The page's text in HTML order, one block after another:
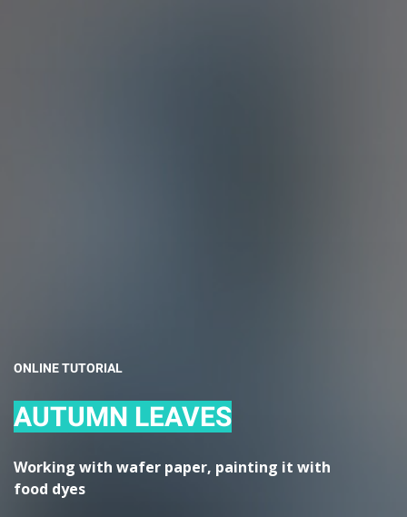
ONLINE TUTORIAL
AUTUMN LEAVES
Working with wafer paper, painting it with
food dyes